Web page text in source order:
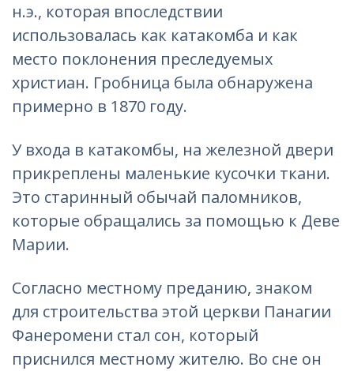
н.э., которая впоследствии
использовалась как катакомба и как
место поклонения преследуемых
христиан. Гробница была обнаружена
примерно в 1870 году.
У входа в катакомбы, на железной двери
прикреплены маленькие кусочки ткани.
Это старинный обычай паломников,
которые обращались за помощью к Деве
Марии.
Согласно местному преданию, знаком
для строительства этой церкви Панагии
Фанеромени стал сон, который
приснился местному жителю. Во сне он